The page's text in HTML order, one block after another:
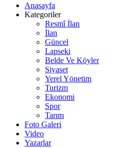
Anasayfa
Kategoriler
Resmî İlan
İlan
Güncel
Lapseki
Belde Ve Köyler
Siyaset
Yerel Yönetim
Turizm
Ekonomi
Spor
Tarım
Foto Galeri
Video
Yazarlar